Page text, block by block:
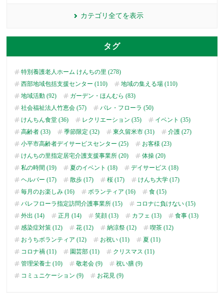
カテゴリ全てを表示
タグ
特別養護老人ホーム けんちの里 (278)
西部地域包括支援センター (110)
地域の集える場 (110)
地域活動 (92)
ガーデン・ほんむら (83)
社会福祉法人竹恵会 (57)
パレ・フローラ (50)
けんちん食堂 (36)
レクリエーション (35)
イベント (35)
高齢者 (33)
季節限定 (32) 東久留米市 (31)
介護 (27)
小平市高齢者デイサービスセンター (25)
お客様 (23)
けんちの里指定居宅介護支援事業所 (20)
体操 (20)
私の時間 (19)
夏のイベント (18)
デイサービス (18)
ヘルパー (17)
散歩 (17) 桜 (17)
けんち大学 (17)
毎月のお楽しみ (16)
ボランティア (16)
食 (15)
パレフローラ指定訪問介護事業所 (15)
コロナに負けない (15)
外出 (14)
正月 (14) 笑顔 (13) カフェ (13)
食事 (13)
感染症対策 (12)
花 (12) 納涼祭 (12)
喫茶 (12)
おうちボランティア (12)
お祝い (11)
夏 (11)
コロナ禍 (11)
園芸部 (11)
クリスマス (11)
管理栄養士 (10)
敬老会 (9)
祝い膳 (9)
コミュニケーション (9)
お花見 (9)